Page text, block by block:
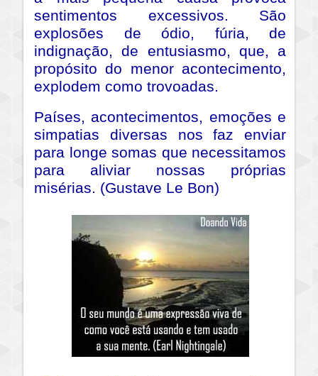
sentimentos excessivos. São
explosões de ódio, fúria, de
indignação, de entusiasmo, que, a
propósito do menor acontecimento,
explodem como trovoadas.
Países, acontecimentos, emoções e
simpatias diversas nos faz enviar
para longe somas que necessitamos
para aliviar nossas próprias
misérias. (Gustave Le Bon)